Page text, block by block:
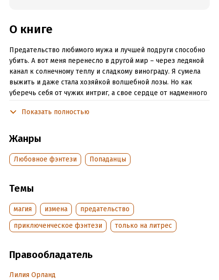
О книге
Предательство любимого мужа и лучшей подруги способно
убить. А вот меня перенесло в другой мир – через ледяной
канал к солнечному теплу и сладкому винограду. Я сумела
выжить и даже стала хозяйкой волшебной лозы. Но как
уберечь себя от чужих интриг, а свое сердце от надменного
Подробная информация
Объем:425622
Дата поступления:
Показать полностью
Жанры
Любовное фэнтези Попаданцы
Темы
магия измена
предательство
приключенческое фэнтези
только на литрес
Правообладатель
Лилия Орланд